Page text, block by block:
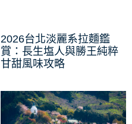
2026台北淡麗系拉麵鑑
賞：長生塩人與勝王純粹
甘甜風味攻略